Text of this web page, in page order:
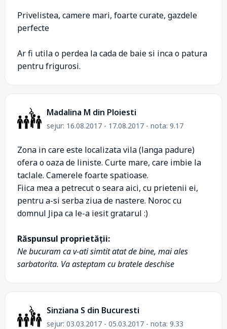
Privelistea, camere mari, foarte curate, gazdele
perfecte
Ar fi utila o perdea la cada de baie si inca o patura
pentru frigurosi.
Madalina M din Ploiesti
sejur: 16.08.2017 - 17.08.2017 - nota: 9.17
Zona in care este localizata vila (langa padure)
ofera o oaza de liniste. Curte mare, care imbie la
taclale. Camerele foarte spatioase.
Fiica mea a petrecut o seara aici, cu prietenii ei,
pentru a-si serba ziua de nastere. Noroc cu
domnul Jipa ca le-a iesit gratarul :)
Răspunsul proprietății:
Ne bucuram ca v-ati simtit atat de bine, mai ales
sarbatorita. Va asteptam cu bratele deschise
Sinziana S din Bucuresti
sejur: 03.03.2017 - 05.03.2017 - nota: 9.33